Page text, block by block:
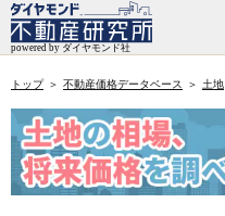
トップ 不動産価格データベース 土地